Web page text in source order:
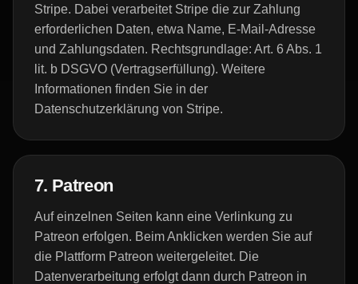
Stripe. Dabei verarbeitet Stripe die zur Zahlung
erforderlichen Daten, etwa Name, E-Mail-Adresse
und Zahlungsdaten. Rechtsgrundlage: Art. 6 Abs. 1
lit. b DSGVO (Vertragserfüllung). Weitere
Informationen finden Sie in der
Datenschutzerklärung von Stripe.
7. Patreon
Auf einzelnen Seiten kann eine Verlinkung zu
Patreon erfolgen. Beim Anklicken werden Sie auf
die Plattform Patreon weitergeleitet. Die
Datenverarbeitung erfolgt dann durch Patreon in